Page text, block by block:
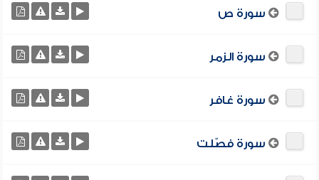
سورة ص
سورة الزمر
سورة غافر
سورة فصّلت